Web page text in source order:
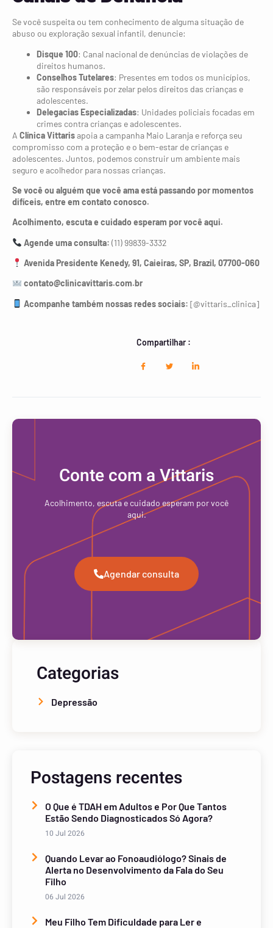
Se você suspeita ou tem conhecimento de alguma situação de
abuso ou exploração sexual infantil, denuncie:
Disque 100: Canal nacional de denúncias de violações de
direitos humanos.
Conselhos Tutelares: Presentes em todos os municípios,
são responsáveis por zelar pelos direitos das crianças e
adolescentes.
Delegacias Especializadas: Unidades policiais focadas em
crimes contra crianças e adolescentes.
A Clínica Vittarisapoia a campanha Maio Laranja e reforça seu
compromisso com a proteção e o bem-estar de crianças e
adolescentes. Juntos, podemos construir um ambiente mais
seguro e acolhedor para nossas crianças.
Se você ou alguém que você ama está passando por momentos
difíceis, entre em contato conosco.
Acolhimento, escuta e cuidado esperam por você aqui.
Agende uma consulta: (11) 99839-3332
Avenida Presidente Kenedy, 91, Caieiras, SP, Brazil, 07700-060
contato@clinicavittaris.com.br
Acompanhe também nossas redes sociais: [@vittaris_clinica]
Compartilhar :
Conte com a Vittaris
Acolhimento, escuta e cuidado esperam por você
aqui.
Agendar consulta
Categorias
Depressão
Postagens recentes
O Que é TDAH em Adultos e Por Que Tantos
Estão Sendo Diagnosticados Só Agora?
10 Jul 2026
Quando Levar ao Fonoaudiólogo? Sinais de
Alerta no Desenvolvimento da Fala do Seu
Filho
06 Jul 2026
Meu Filho Tem Dificuldade para Ler e